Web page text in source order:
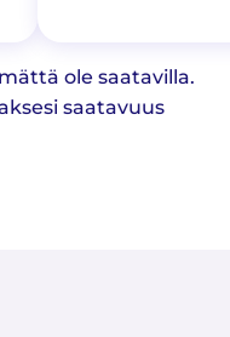
ole saatavilla.
saatavuus